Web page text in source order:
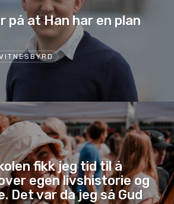
på at Han har en plan
fikk jeg tid til å
egen livshistorie og
Det var da jeg så Gud